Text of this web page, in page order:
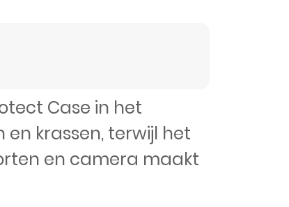
Case in het
krassen, terwijl het
en camera maakt